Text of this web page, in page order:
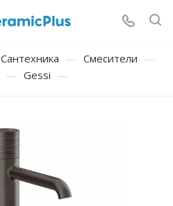
Сантехника — Смесители —
— Gessi —